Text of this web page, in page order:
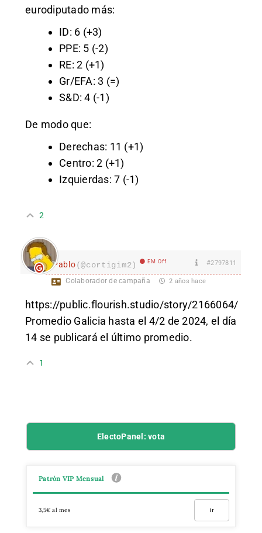
eurodiputado más:
ID: 6 (+3)
PPE: 5 (-2)
RE: 2 (+1)
Gr/EFA: 3 (=)
S&D: 4 (-1)
De modo que:
Derechas: 11 (+1)
Centro: 2 (+1)
Izquierdas: 7 (-1)
2
Pablo(@cortigim2) EM Off #2797811
Colaborador de campaña 2 años hace
https://public.flourish.studio/story/2166064/
Promedio Galicia hasta el 4/2 de 2024, el día
14 se publicará el último promedio.
1
ElectoPanel: vota
Patrón VIP Mensual
3,5€ al mes Ir